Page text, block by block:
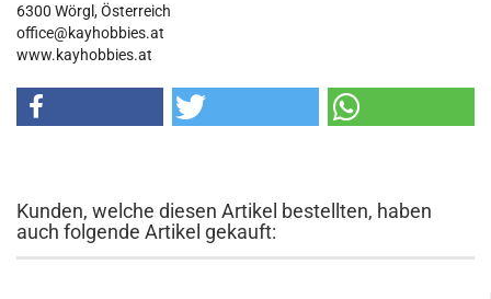
6300 Wörgl, Österreich
office@kayhobbies.at
www.kayhobbies.at
Kunden, welche diesen Artikel bestellten, haben
auch folgende Artikel gekauft: